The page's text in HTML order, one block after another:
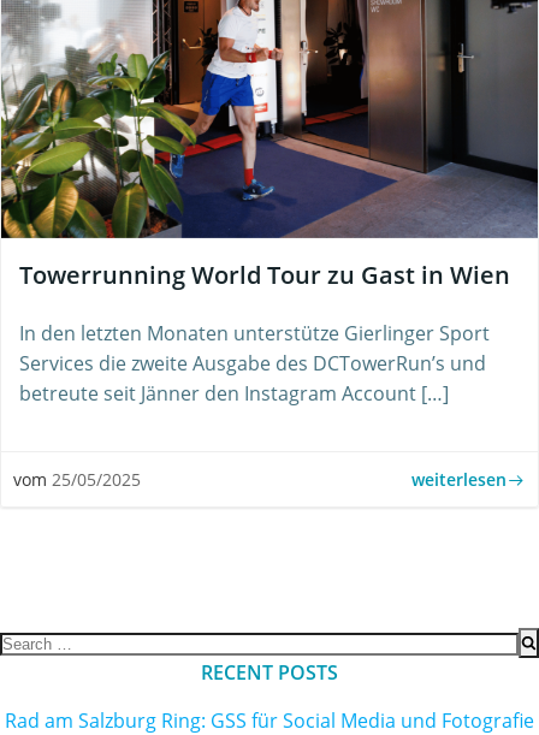
Towerrunning World Tour zu Gast in Wien
In den letzten Monaten unterstütze Gierlinger Sport
Services die zweite Ausgabe des DCTowerRun’s und
betreute seit Jänner den Instagram Account […]
vom 25/05/2025 weiterlesen
Search
RECENT POSTS
Rad am Salzburg Ring: GSS für Social Media und Fotografie